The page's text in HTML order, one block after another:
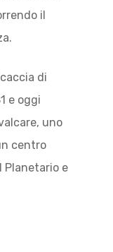
il
di
e oggi
uno
centro
Planetario e